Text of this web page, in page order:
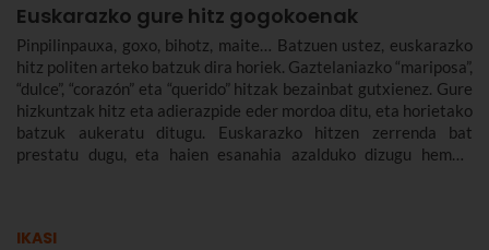
Euskarazko gure hitz gogokoenak
Pinpilinpauxa, goxo, bihotz, maite… Batzuen ustez, euskarazko
hitz politen arteko batzuk dira horiek. Gaztelaniazko “mariposa”,
“dulce”, “corazón” eta “querido” hitzak bezainbat gutxienez. Gure
hizkuntzak hitz eta adierazpide eder mordoa ditu, eta horietako
batzuk aukeratu ditugu. Euskarazko hitzen zerrenda bat
prestatu dugu, eta haien esanahia azalduko dizugu hemen.
IKASI